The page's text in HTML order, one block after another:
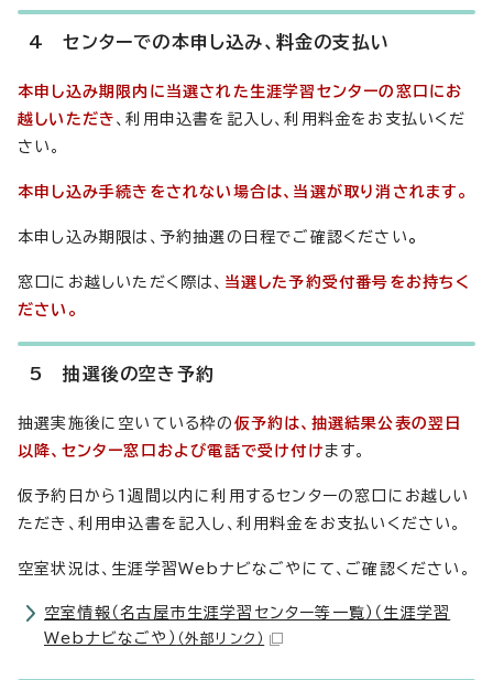
4 センターでの本申し込み、料金の支払い
本申し込み期限内に当選された生涯学習センターの窓口にお
越しいただき 、利用申込書を記入し、利用料金をお支払いくだ
さい。
本申し込み手続きをされない場合は、当選が取り消されます。
本申し込み期限は、予約抽選の日程でご確認ください 。
窓口にお越しいただく際は、 当選した予約受付番号をお持ちく
ださい。
5 抽選後の空き予約
抽選実施後に空いている枠の 仮予約は、抽選結果公表の翌日
以降、センター窓口および電話で受け付け ます。
仮予約日から1週間以内に利用するセンターの窓口にお越しい
ただき、利用申込書を記入し、利用料金をお支払いください。
空室状況は、生涯学習Webナビなごやにて、ご確認ください。
空室情報（名古屋市生涯学習センター等一覧）（生涯学習
Webナビなごや） （外部リンク）